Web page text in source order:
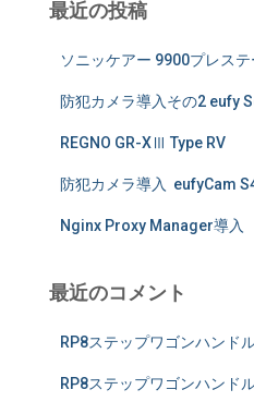
最近の投稿
ソニッケアー 9900プレス
防犯カメラ導入その2 eufy
REGNO GR-XⅢ Type RV
防犯カメラ導入 eufyCam
Nginx Proxy Manager導入
最近のコメント
RP8ステップワゴンハンド
RP8ステップワゴンハンド